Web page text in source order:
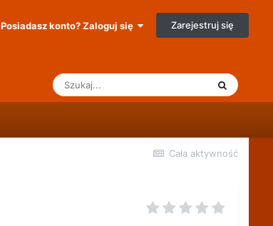
Posiadasz konto? Zaloguj się Zarejestruj się
Cała aktywność